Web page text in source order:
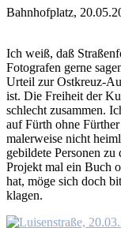
Bahn­hof­platz,
Ich weiß, daß
Fo­to­gra­fen ger­ne
Ur­teil zur Ost­kreuz-
ist. Die Frei­heit der
schlecht zu­sam­men.
auf Fürth oh­ne
ma­ler­wei­se nicht
ge­bil­de­te Per­so­nen
Pro­jekt mal ein Buch
hat, mö­ge sich doch
kla­gen.